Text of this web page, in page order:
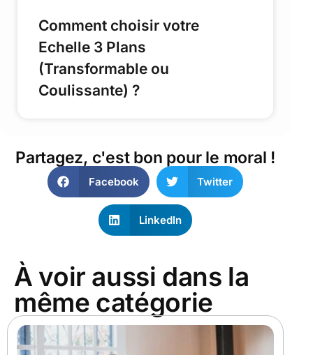
Comment choisir votre
Echelle 3 Plans
(Transformable ou
Coulissante) ?
Partagez, c'est bon pour le moral !
Facebook Twitter
LinkedIn
À voir aussi dans la
même catégorie